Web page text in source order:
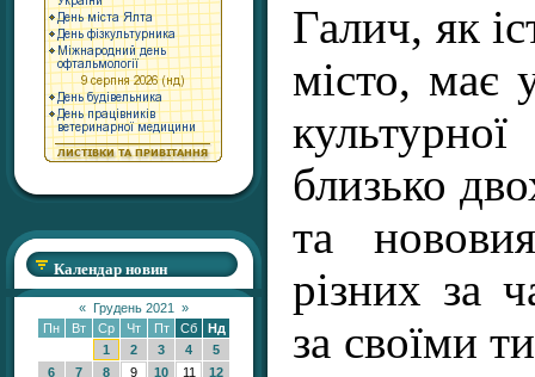
Календар новин
« Грудень 2021
»
Пн
Вт Ср Чт Пт Сб
Нд
1
2 3 4
5
6
7 8 9 10 11
12
Галич, як
місто, має
близько
та
різних за
за своїми